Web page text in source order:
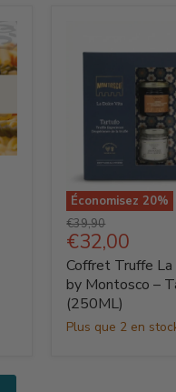
Économisez 20%
Coffret
Truffe
La
Dolce
Vita
by
Montosco
–
Prix
d'origine
€39,90
Prix
actuel
€32,00
Coffret Truffe
by Montosco –
(250ML)
Plus que 2 en